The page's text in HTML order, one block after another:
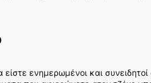
ενημερωμένοι και